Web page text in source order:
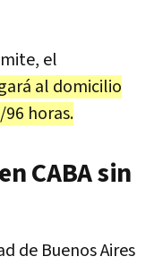
el
al domicilio
horas.
CABA sin
de Buenos Aires